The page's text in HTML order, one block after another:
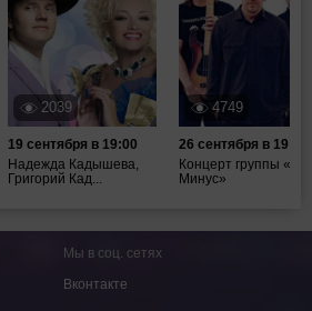
2039
19 сентября в 19:00
Надежда Кадышева,
Григорий Кад...
4749
26 сентября в 19:00
Концерт группы
Минус»
Мы в соц. сетях
Вконтакте